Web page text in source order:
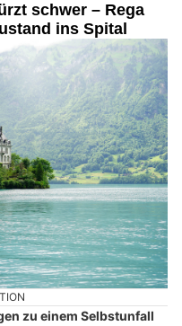
schwer – Rega
ins Spital
zu einem Selbstunfall